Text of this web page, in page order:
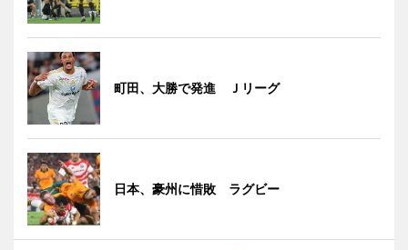
町田、大勝で発進 Ｊリーグ
日本、豪州に惜敗 ラグビー